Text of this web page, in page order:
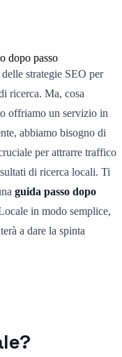
strategie SEO per
ricerca. Ma, cosa
offriamo un servizio in
abbiamo bisogno di
per attrarre traffico
di ricerca locali. Ti
guida passo dopo
in modo semplice,
a dare la spinta